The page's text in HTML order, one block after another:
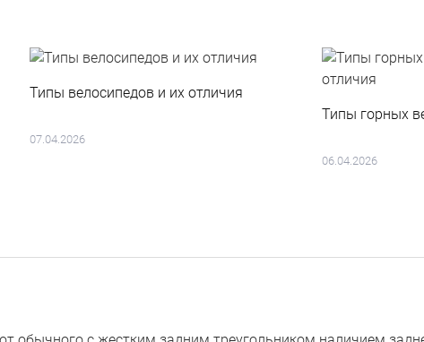
Типы велосипедов и их отличия
07.04.2026
Типы горных
06.04.2026